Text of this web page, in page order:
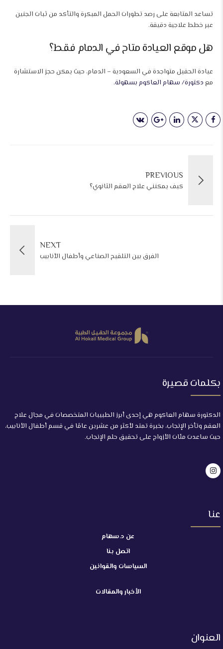
تساعد المتابعة على رصد تطورات الحمل المبكرة والتأكد من ثبات الجنين
عبر خطط علاجية دقيقة.
هل موقع العيادة متاح في الدمام فقط؟
عيادة الحقيل متواجدة في السعودية – الدمام، حيث يمكن حجز الاستشارة
مع دكتورة/ سهام العاكوم بسهولة.
PREVIOUS
كيف يمكنني علاج العقم الثانوي؟
NEXT
الفرق بين التلقيح الصناعي وأطفال الأنابيب
بكلمات قصيرة
الدكتورة سهام العاكوم هي إحدى أبرز الطبيبات المتخصصات في مجال علاج
العقم وتأخر الإنجاب، بخبرة تمتد لأكثر من عشرين عامًا في قسم أطفال الأنابيب،
حيث ساعدت مئات الأزواج على تحقيق حلم الإنجاب.
عنا
عن د.سهام
اتصل بنا
السياسات والقوانين
الأخبار والمقالات
العنوان